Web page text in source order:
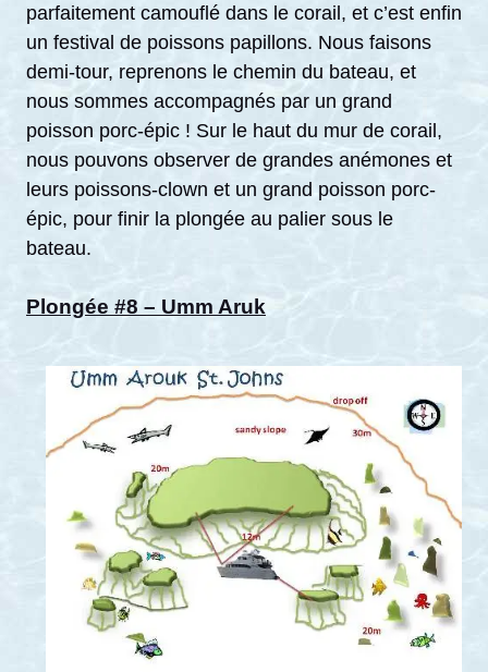
parfaitement camouflé dans le corail, et c’est enfin
un festival de poissons papillons. Nous faisons
demi-tour, reprenons le chemin du bateau, et
nous sommes accompagnés par un grand
poisson porc-épic ! Sur le haut du mur de corail,
nous pouvons observer de grandes anémones et
leurs poissons-clown et un grand poisson porc-
épic, pour finir la plongée au palier sous le
bateau.
Plongée #8 – Umm Aruk